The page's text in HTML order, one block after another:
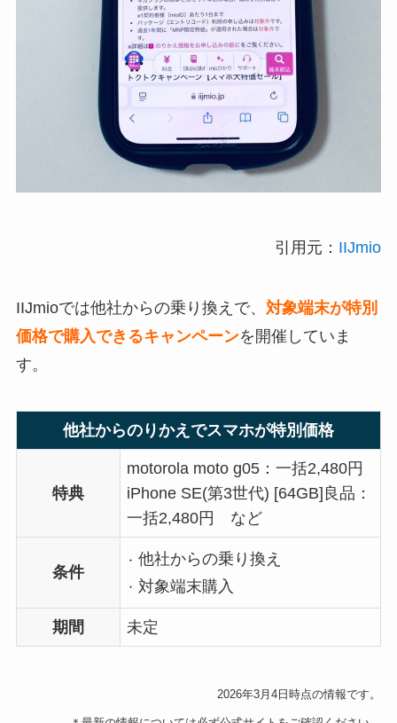
引用元： IIJmio
IIJmioでは他社からの乗り換えで、 対象端末が特別
価格で購入できるキャンペーンを開催していま
す。
他社からのりかえでスマホが特別価格
特典
motorola moto g05：一括2,480円
iPhone SE(第3世代) [64GB]良品：
一括2,480円 など
条件
他社からの乗り換え
対象端末購入
期間 未定
2026年3月4日時点の情報です。